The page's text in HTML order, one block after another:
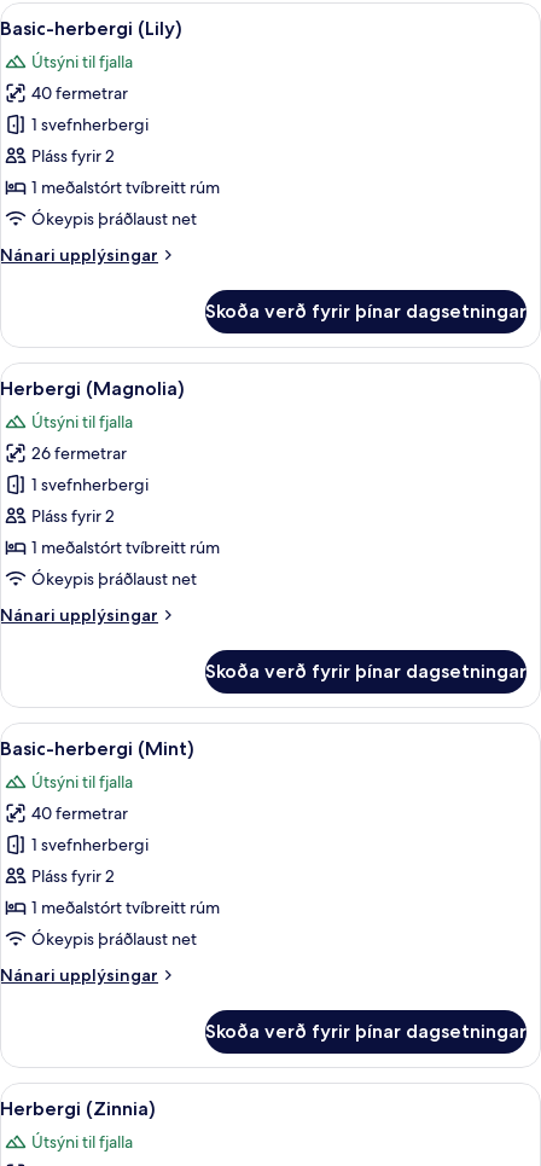
Skoða
allar
myndir
fyrir
Basic-
herbergi
(Lily)
Basic-herbergi (Lily) | Ókeypis
8
Basic-herbergi (Lily)
Útsýni til fjalla
40 fermetrar
1 svefnherbergi
Pláss fyrir 2
1 meðalstórt tvíbreitt rúm
Ókeypis þráðlaust net
Nánari upplýsingar
Nánari
herbergi
(Lily)
Skoða verð fyrir þínar dagsetningar
Skoða
allar
myndir
fyrir
Herbergi
(Magnolia)
Herbergi (Magnolia) | Ókeypis
10
Herbergi (Magnolia)
Útsýni til fjalla
26 fermetrar
1 svefnherbergi
Pláss fyrir 2
1 meðalstórt tvíbreitt rúm
Ókeypis þráðlaust net
Nánari upplýsingar
Nánari
(Magnolia)
Skoða verð fyrir þínar dagsetningar
Skoða
allar
myndir
fyrir
Basic-
herbergi
(Mint)
Basic-herbergi (Mint) | Ókeypis
6
Basic-herbergi (Mint)
Útsýni til fjalla
40 fermetrar
1 svefnherbergi
Pláss fyrir 2
1 meðalstórt tvíbreitt rúm
Ókeypis þráðlaust net
Nánari upplýsingar
Nánari
herbergi
(Mint)
Skoða verð fyrir þínar dagsetningar
Skoða
allar
myndir
Herbergi (Zinnia) | Ókeypis
6
Herbergi (Zinnia)
Útsýni til fjalla